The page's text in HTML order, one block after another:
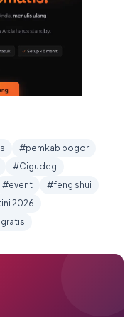
#pemkab bogor
#Cigudeg
#event
#feng shui
2026